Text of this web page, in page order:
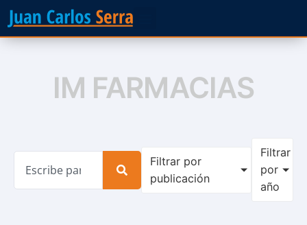
IM FARMACIAS
Filtrar por
publicación
Filtrar
por
año